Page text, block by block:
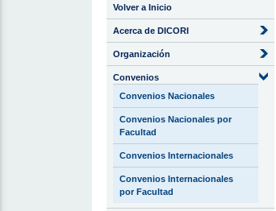
Volver a Inicio
Acerca de DICORI
Organización
Convenios
Convenios Nacionales
Convenios Nacionales por
Facultad
Convenios Internacionales
Convenios Internacionales
por Facultad